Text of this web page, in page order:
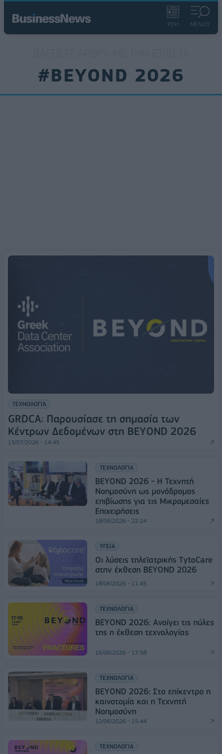
ΡΟΗ ΜΕΝΟΥ
#BEYOND 2026
ΤΕΧΝΟΛΟΓΙΑ
GRDCA: Παρουσίασε τη σημασία των
Κέντρων Δεδομένων στη BEYOND 2026
15/07/2026 - 14:45
ΤΕΧΝΟΛΟΓΙΑ
BEYOND 2026 - Η Τεχνητή
Νοημοσύνη ως μονόδρομος
επιβίωσης για τις Μικρομεσαίες
Επιχειρήσεις
18/06/2026 - 22:24
ΥΓΕΙΑ
Οι λύσεις τηλεϊατρικής TytoCare
στην έκθεση BEYOND 2026
18/06/2026 - 11:45
ΤΕΧΝΟΛΟΓΙΑ
BEYOND 2026: Ανοίγει τις πύλες
της η έκθεση τεχνολογίας
16/06/2026 - 17:58
ΤΕΧΝΟΛΟΓΙΑ
BEYOND 2026: Στο επίκεντρο η
καινοτομία και η Τεχνητή
Νοημοσύνη
12/06/2026 - 15:44
ΤΕΧΝΟΛΟΓΙΑ